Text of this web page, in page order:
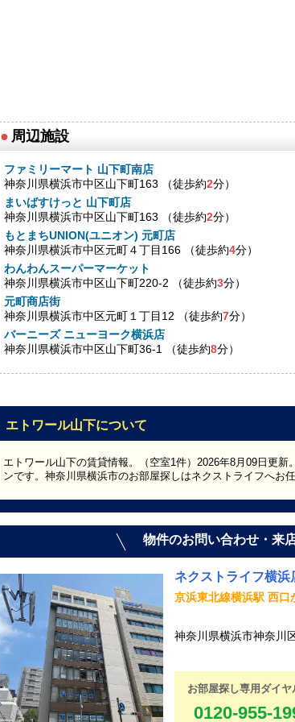
● 周辺施設
ファミリーマート 山下町南店
神奈川県横浜市中区山下町163 （徒歩約2分）
まいばすけっと 山下町店
神奈川県横浜市中区山下町163 （徒歩約2分）
もとまちUNION(ユニオン) 元町店
神奈川県横浜市中区元町４丁目166 （徒歩約4分）
わんわんスーパーマーケット
神奈川県横浜市中区山下町220-2 （徒歩約3分）
元町商店街
神奈川県横浜市中区元町１丁目12 （徒歩約7分）
バーニーズ ニューヨーク横浜店
神奈川県横浜市中区山下町36-1 （徒歩約8分）
エトワール山下について
エトワール山下の賃貸情報。（空室1件）2026年8月09日更新
ンです。神奈川県横浜市のお部屋探しはネクストライフへお任
物件のお問い合わせ・来
ネクストライフ横浜
京浜東北線横浜駅 西口
神奈川県横浜市神奈川
お部屋探し専用ダイヤ
0120-955-